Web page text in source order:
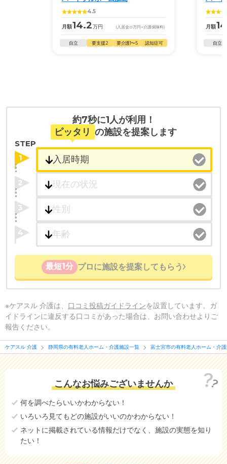
4.5
月額14.2万円 (入居金0万円 +介護保険料)
自立 要支援2 要介護1〜5 認知症可
月額
自立
約7秒に1人が利用！
ピッタリ の施設を提案します
STEP
1
2
3
4
最短1分 プロに施設を提案してもらう
※ケアスル 介護は、 口コミ投稿ガイドラインを設置しています。ガ
イドラインに違反する口コミがあった場合は、お問い合わせよりご
報告ください。
ケアスル 介護 静岡県の有料老人ホーム・介護施設一覧 富士宮市の有料老人ホーム・介
こんなお悩みございませんか
何を調べたらいいかわからない！
いろいろ見てもどの施設がいいのかわからない！
ネットに掲載されている情報だけでなく、施設の実態を知り
たい！